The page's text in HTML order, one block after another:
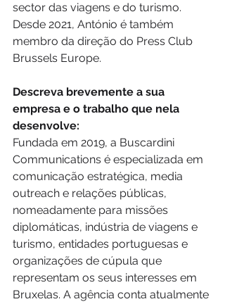
sector das viagens e do turismo.
Desde 2021, António é também
membro da direção do Press Club
Brussels Europe.
Descreva brevemente a sua
empresa e o trabalho que nela
desenvolve:
Fundada em 2019, a Buscardini
Communications é especializada em
comunicação estratégica, media
outreach e relações públicas,
nomeadamente para missões
diplomáticas, indústria de viagens e
turismo, entidades portuguesas e
organizações de cúpula que
representam os seus interesses em
Bruxelas. A agência conta atualmente